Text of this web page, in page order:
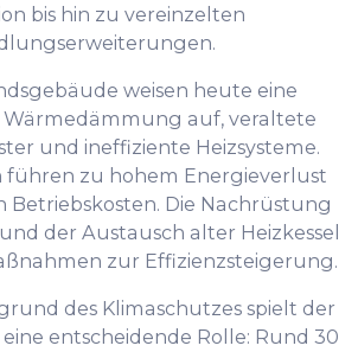
bis hin zu vereinzelten
weisen heute eine
auf, veraltete
und ineffiziente Heizsysteme.
führen zu hohem Energieverlust
Betriebskosten. Die Nachrüstung
der Austausch alter Heizkessel
zur Effizienzsteigerung.
des Klimaschutzes spielt der
entscheidende Rolle: Rund 30